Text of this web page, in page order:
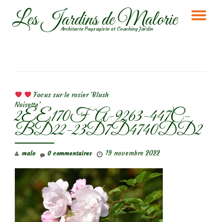
AllerLes Jardins de Malorie
Architecte Paysagiste et Coaching Jardin
Focus sur le rosier ‘Blush
Noisette’
2EE170FA-9263-447C-
BD22-23D7D4740DD2
malo 19 novembre 2022
0 commentaires